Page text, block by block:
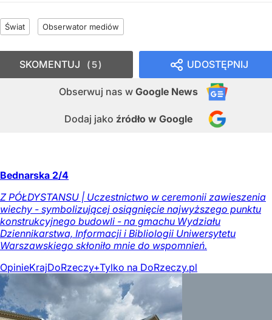
Świat Obserwator mediów
UDOSTĘPNIJ
Obserwuj nas w Google News
Dodaj jako źródło w Google
SKOMENTUJ 5
Bednarska 2/4
Z PÓŁDYSTANSU | Uczestnictwo w ceremonii zawieszenia
wiechy - symbolizującej osiągnięcie najwyższego punktu
konstrukcyjnego budowli - na gmachu Wydziału
Dziennikarstwa, Informacji i Bibliologii Uniwersytetu
Warszawskiego skłoniło mnie do wspomnień.
OpinieKrajDoRzeczy+Tylko na DoRzeczy.pl